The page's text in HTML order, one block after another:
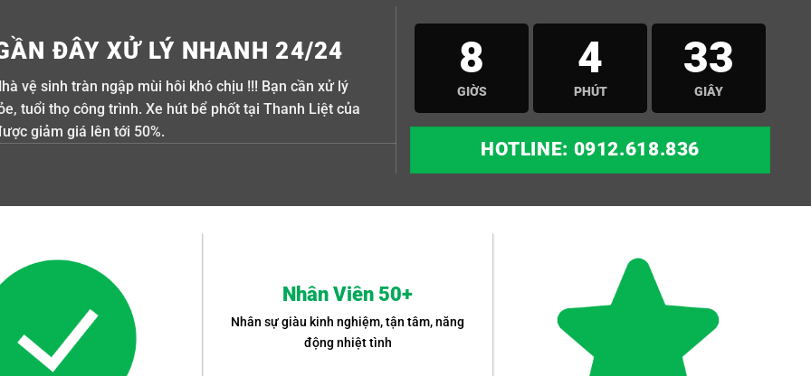
ĐÂY XỬ LÝ NHANH 24/24
vệ sinh tràn ngập mùi hôi khó chịu !!! Bạn cần xử lý
tuổi thọ công trình. Xe hút bể phốt tại Thanh Liệt của
giảm giá lên tới 50%.
8
GIỜS
4
PHÚT
31
GIÂY
HOTLINE: 0912.618.836
Nhân Viên 50+
Nhân sự giàu kinh nghiệm, tận tâm, năng
động nhiệt tình